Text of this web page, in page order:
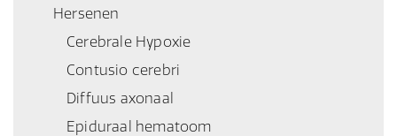
Hersenen
Cerebrale Hypoxie
Contusio cerebri
Diffuus axonaal
Epiduraal hematoom